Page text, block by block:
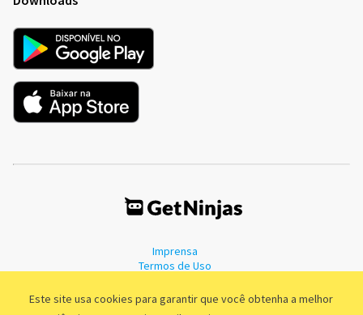
Este site usa cookies para garantir que você obtenha a melhor
Imprensa
Termos de Uso